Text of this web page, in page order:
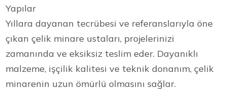
Yapılar
Yıllara dayanan tecrübesi ve referanslarıyla öne
çıkan çelik minare ustaları, projelerinizi
zamanında ve eksiksiz teslim eder. Dayanıklı
malzeme, işçilik kalitesi ve teknik donanım, çelik
minarenin uzun ömürlü olmasını sağlar.